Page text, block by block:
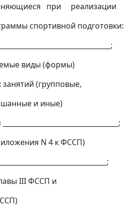
при реализации
спортивной подготовки:
виды (формы)
(групповые,
и иные)
N 4 к ФССП)
III ФССП и